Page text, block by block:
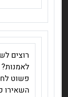
רוצים
לאמנות?
פשוט
השאירו